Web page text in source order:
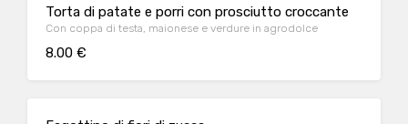
Torta di patate e porri con prosciutto croccante
Con coppa di testa, maionese e verdure in agrodolce
8.00 €